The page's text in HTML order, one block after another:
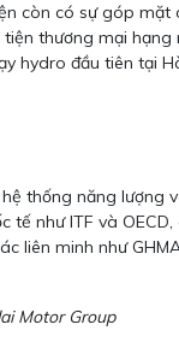
còn có sự góp mặt
thương mại
hydro đầu tiên tại
thống năng
như ITF và
minh như
Motor Group